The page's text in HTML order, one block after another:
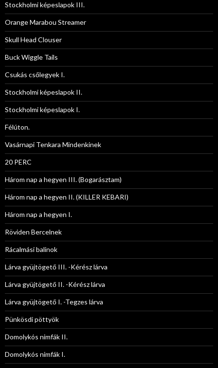
Stockholmi képeslapok III.
Orange Marabou Streamer
Skull Head Clouser
Buck Wiggle Tails
Csukás csőlegyek I.
Stockholmi képeslapok II.
Stockholmi képeslapok I.
Félúton.
Vasárnapi Tenkara Mindenkinek
20 PERC
Három nap a hegyen III. (Bogarásztam)
Három nap a hegyen II. (KILLER KEBARI)
Három nap a hegyen I.
Röviden Bercelnek
Rácalmási balinok
Lárva gyüjtögető III. -Kérész lárva
Lárva gyüjtögető II. -Kérész lárva
Lárva gyüjtögető I. -Tegzes lárva
Pünkösdi pöttyök
Domolykós nimfák II.
Domolykós nimfák I.